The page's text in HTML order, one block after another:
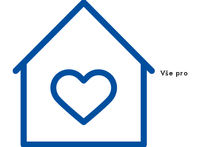
Vše pro